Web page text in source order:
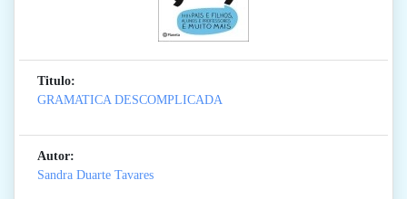
Titulo:
GRAMATICA DESCOMPLICADA
Autor:
Sandra Duarte Tavares